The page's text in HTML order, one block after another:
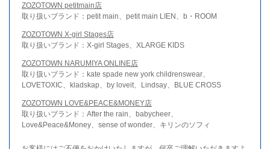
ZOZOTOWN petitmain店
取り扱いブランド：petit main、petit main LIEN、b・ROOM
ZOZOTOWN X-girl Stages店
取り扱いブランド：X-girl Stages、XLARGE KIDS
ZOZOTOWN NARUMIYA ONLINE店
取り扱いブランド：kate spade new york childrenswear、
LOVETOXIC、kladskap、by loveit、Lindsay、BLUE CROSS
ZOZOTOWN LOVE&PEACE&MONEY店
取り扱いブランド：After the rain、babycheer、
Love&Peace&Money、sense of wonder、キリンのソフィ